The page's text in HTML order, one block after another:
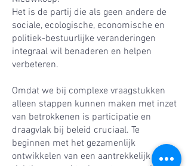
Het is de partij die als geen andere de
sociale, ecologische, economische en
politiek-bestuurlijke veranderingen
integraal wil benaderen en helpen
verbeteren.
Omdat we bij complexe vraagstukken
alleen stappen kunnen maken met inzet
van betrokkenen is participatie en
draagvlak bij beleid cruciaal. Te
beginnen met het gezamenlijk
ontwikkelen van een aantrekkelijk